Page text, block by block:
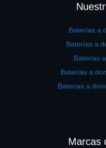
Baterías a
Baterías a
Baterías
Baterías a
Baterías a
Marcas